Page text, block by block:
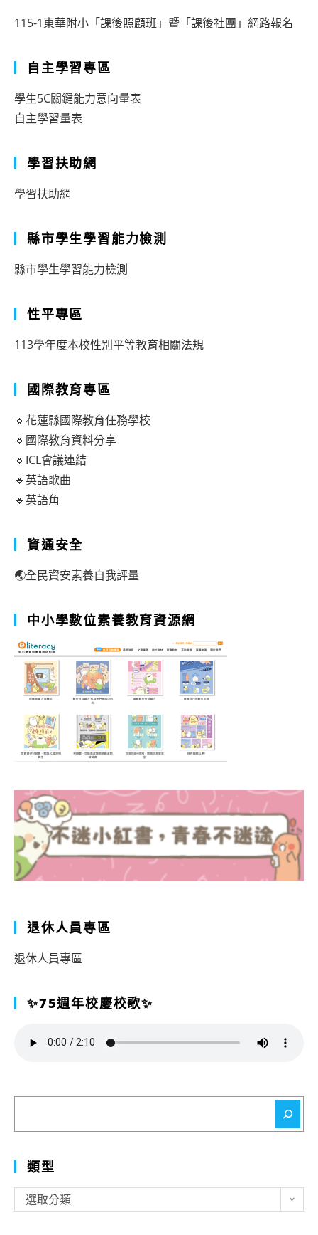
115-1東華附小「課後照顧班」暨「課後社團」網路報名
自主學習專區
學生5C關鍵能力意向量表
自主學習量表
學習扶助網
學習扶助網
縣市學生學習能力檢測
縣市學生學習能力檢測
性平專區
113學年度本校性別平等教育相關法規
國際教育專區
🔹花蓮縣國際教育任務學校
🔹國際教育資料分享
🔹ICL會議連結
🔹英語歌曲
🔹英語角
資通安全
🌏全民資安素養自我評量
中小學數位素養教育資源網
退休人員專區
退休人員專區
✨75週年校慶校歌✨
類型
型
選取分類